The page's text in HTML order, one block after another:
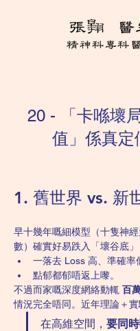
20 - 「卡喺壞
值」係真定
1. 舊世界 vs. 新
早十幾年嘅細模型（十隻神
數）確實好易跌入「壞谷底」
一落去 Loss 高、準確率
點郁都郁唔返上嚟。
不過而家嘅深度網絡動輒 百
情況完全唔同。近年理論＋實
在高維空間， 要同